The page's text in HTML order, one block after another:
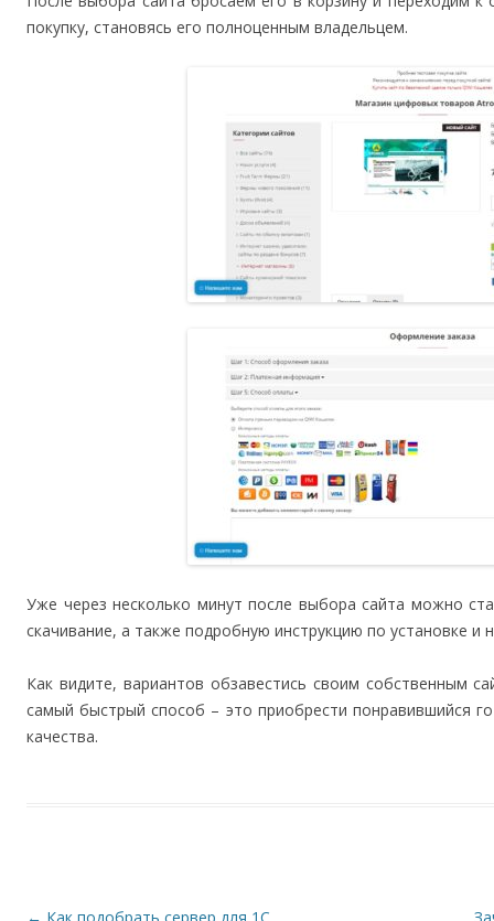
покупку, становясь его полноценным владельцем.
Уже через несколько минут после выбора сайта можно
скачивание, а также подробную инструкцию по установке и
Как видите, вариантов обзавестись своим собственным
самый быстрый способ – это приобрести понравившийся
качества.